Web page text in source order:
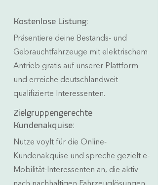
Kostenlose Listung:
Präsentiere deine Bestands- und
Gebrauchtfahrzeuge mit elektrischem
Antrieb gratis auf unserer Plattform
und erreiche deutschlandweit
qualifizierte Interessenten.
Zielgruppengerechte
Kundenakquise:
Nutze voylt für die Online-
Kundenakquise und spreche gezielt e-
Mobilität-Interessenten an, die aktiv